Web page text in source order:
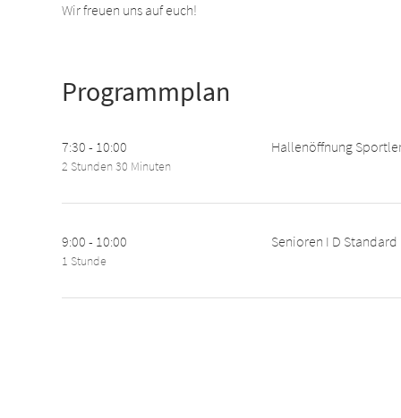
Wir freuen uns auf euch!
Programmplan
7:30 - 10:00
2 Stunden 30 Minuten
Hallenöffnung
9:00 - 10:00
1 Stunde
Senioren I D Standard